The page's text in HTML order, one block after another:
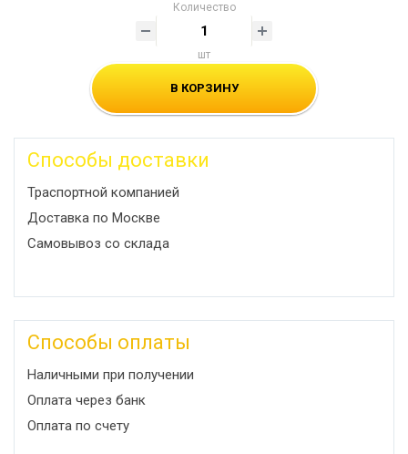
Количество
шт
В КОРЗИНУ
Способы доставки
Траспортной компанией
Доставка по Москве
Самовывоз со склада
Способы оплаты
Наличными при получении
Оплата через банк
Оплата по счету